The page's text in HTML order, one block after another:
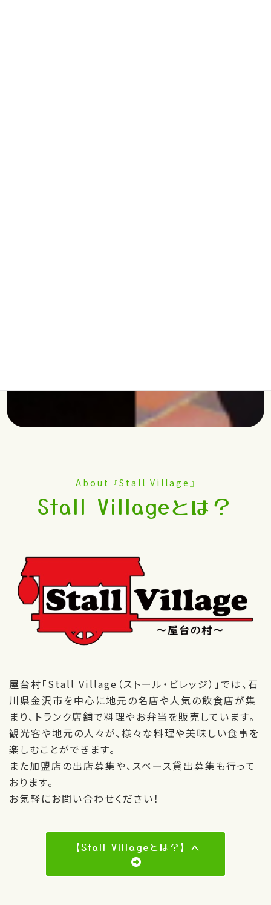
About 『Stall Village』
Stall Villageとは？
屋台村「Stall Village（ストール・ビレッジ）」では、石
川県金沢市を中心に地元の名店や人気の飲食店が集
まり、トランク店舗で料理やお弁当を販売しています。
観光客や地元の人々が、様々な料理や美味しい食事を
楽しむことができます。
また加盟店の出店募集や、スペース貸出募集も行って
おります。
お気軽にお問い合わせください！
【Stall Villageとは？】へ